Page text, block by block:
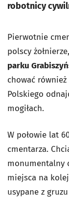
robotnicy
Pierwotnie
polscy
parku
chować
Polskiego
mogiłach.
W połowie lat
cmentarza.
monumentalny
miejsca na
usypane z